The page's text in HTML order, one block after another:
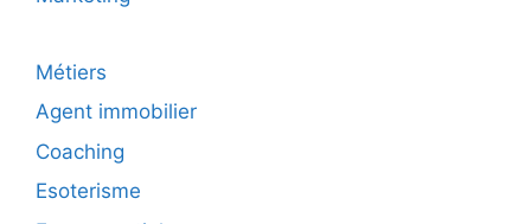
Métiers
Agent immobilier
Coaching
Esoterisme